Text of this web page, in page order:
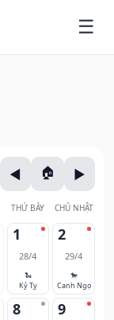
THỨ BẢY CHỦ NHẬT
1
28/4
🐍
Kỷ Tỵ
2
29/4
🐎
Canh Ngọ
8 9